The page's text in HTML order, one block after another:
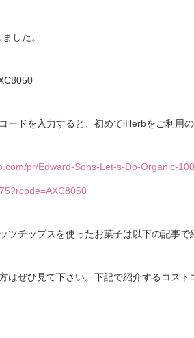
した。
ードを入力すると、初めてiHerbをご利用
pr/Edward-Sons-Let-s-Do-Organic-
ツチップスを使ったお菓子は以下の記事で
はぜひ見て下さい。下記で紹介するコス